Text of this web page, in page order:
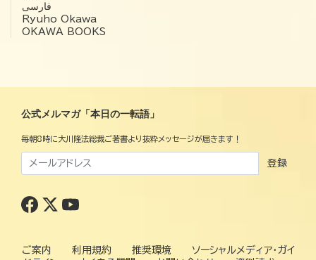
فارسی
Ryuho Okawa
OKAWA BOOKS
公式メルマガ「本日の一転語」
毎朝8時に大川隆法総裁ご著書より抜粋メッセージが届きます！
登録
ご案内 利用規約 推奨環境
ソーシャルメディア・ガイ